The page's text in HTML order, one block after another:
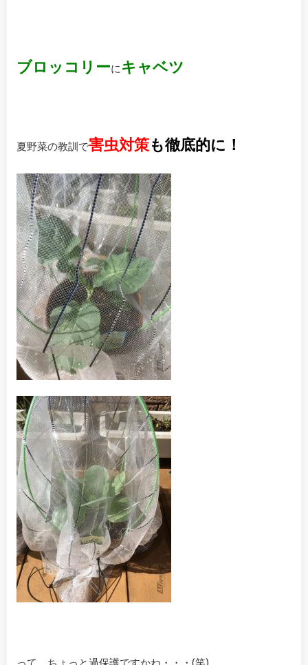
ブロッコリーに キャベツ
夏野菜の教訓で害虫対策も徹底的に！
って、ちょっと過保護ですかね・・・(笑)